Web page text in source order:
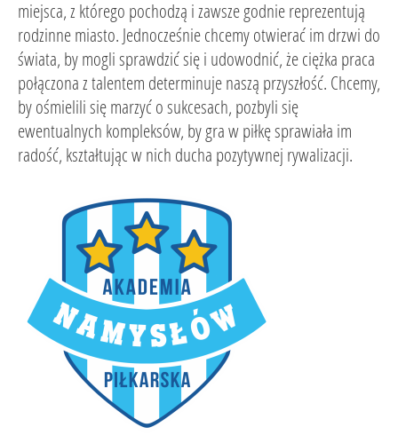
miejsca, z którego pochodzą i zawsze godnie reprezentują
rodzinne miasto. Jednocześnie chcemy otwierać im drzwi do
świata, by mogli sprawdzić się i udowodnić, że ciężka praca
połączona z talentem determinuje naszą przyszłość. Chcemy,
by ośmielili się marzyć o sukcesach, pozbyli się
ewentualnych kompleksów, by gra w piłkę sprawiała im
radość, kształtując w nich ducha pozytywnej rywalizacji.